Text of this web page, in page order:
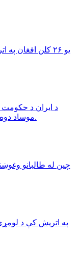
د ایران د حکومت
موساد دوه لوړپوړي چارواکي له خپلو دندو ګوښه شول.
چین له طالبانو
په اتریش کې د